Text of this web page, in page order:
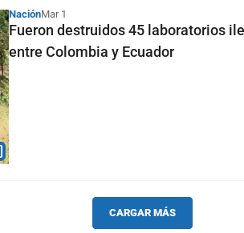
NaciónMar 1
Fueron destruidos 45 laboratorios
entre Colombia y Ecuador
CARGAR MÁS